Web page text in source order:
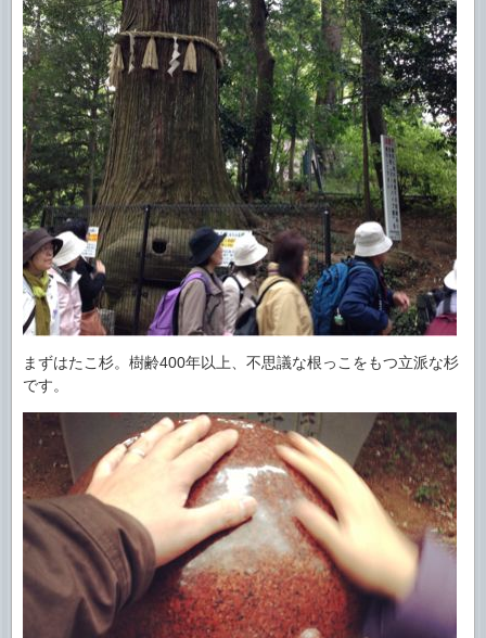
まずはたこ杉。樹齢400年以上、不思議な根っこをもつ立派な杉
です。